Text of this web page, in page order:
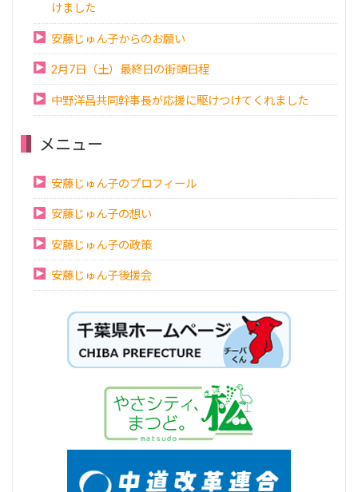
けました
安藤じゅん子からのお願い
2月7日（土）最終日の街頭日程
中野洋昌共同幹事長が応援に駆けつけてくれました
メニュー
安藤じゅん子のプロフィール
安藤じゅん子の想い
安藤じゅん子の政策
安藤じゅん子後援会